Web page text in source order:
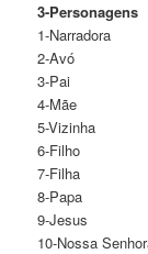
3-Personagens
1-Narradora
2-Avó
3-Pai
4-Mãe
5-Vizinha
6-Filho
7-Filha
8-Papa
9-Jesus
10-Nossa